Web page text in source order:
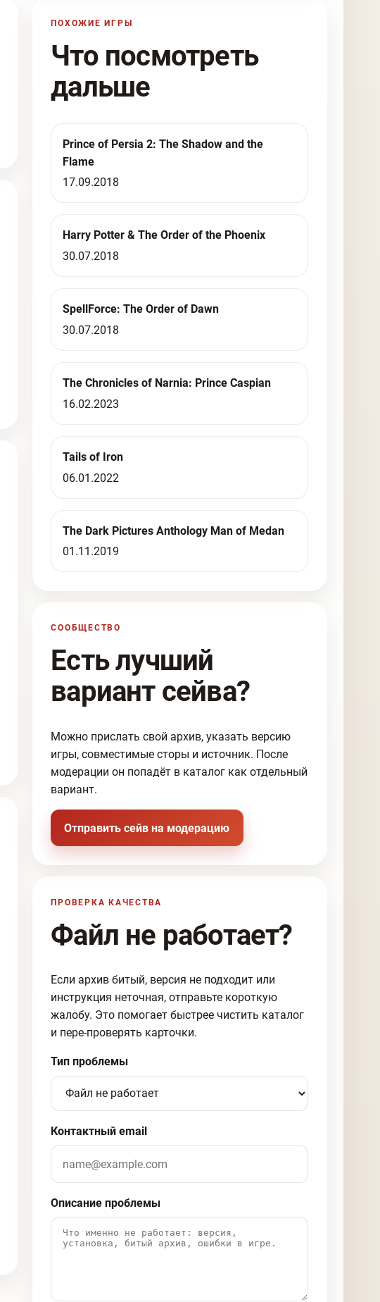
ПОХОЖИЕ ИГРЫ
Что посмотреть
дальше
Prince of Persia 2: The Shadow and the
Flame
17.09.2018
Harry Potter & The Order of the Phoenix
30.07.2018
SpellForce: The Order of Dawn
30.07.2018
The Chronicles of Narnia: Prince Caspian
16.02.2023
Tails of Iron
06.01.2022
The Dark Pictures Anthology Man of Medan
01.11.2019
СООБЩЕСТВО
Есть лучший
вариант сейва?
Можно прислать свой архив, указать версию
игры, совместимые сторы и источник. После
модерации он попадёт в каталог как отдельный
вариант.
Отправить сейв на модерацию
ПРОВЕРКА КАЧЕСТВА
Файл не работает?
Если архив битый, версия не подходит или
инструкция неточная, отправьте короткую
жалобу. Это помогает быстрее чистить каталог
и пере-проверять карточки.
Тип проблемы
Контактный email
Описание проблемы